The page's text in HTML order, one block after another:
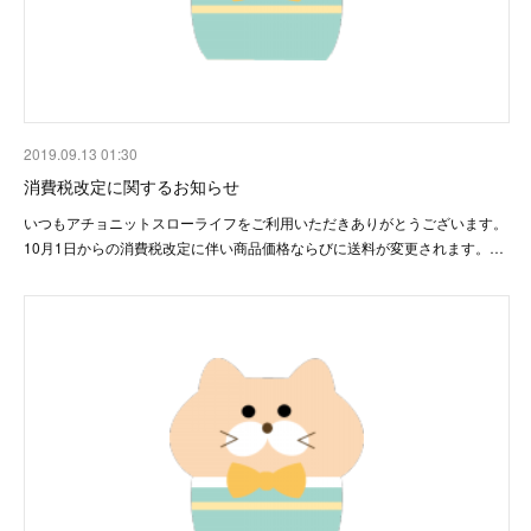
2019.09.13 01:30
消費税改定に関するお知らせ
いつもアチョニットスローライフをご利用いただきありがとうございます。
10月1日からの消費税改定に伴い商品価格ならびに送料が変更されます。…